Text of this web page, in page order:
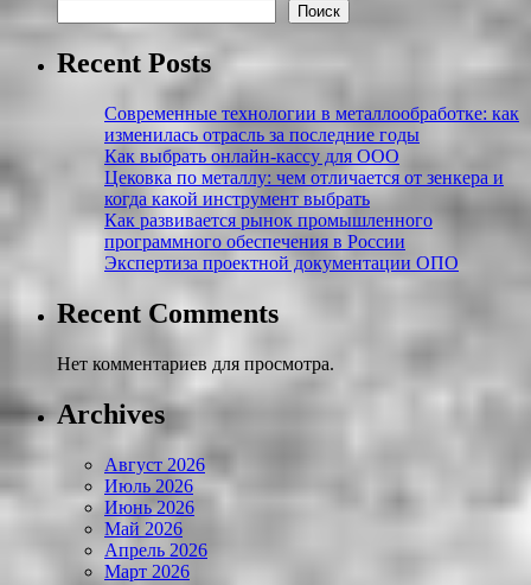
Поиск
Recent Posts
Современные технологии в металлообработке: как
изменилась отрасль за последние годы
Как выбрать онлайн-кассу для ООО
Цековка по металлу: чем отличается от зенкера и
когда какой инструмент выбрать
Как развивается рынок промышленного
программного обеспечения в России
Экспертиза проектной документации ОПО
Recent Comments
Нет комментариев для просмотра.
Archives
Август 2026
Июль 2026
Июнь 2026
Май 2026
Апрель 2026
Март 2026